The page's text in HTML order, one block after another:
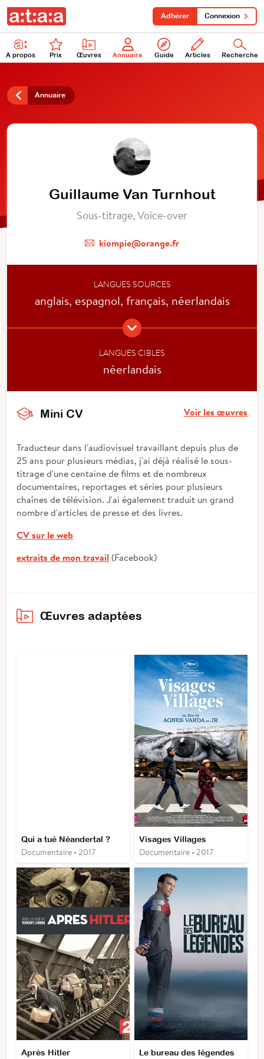
À propos Prix Œuvres Annuaire Guide Articles Recherche
Adhérer Connexion
Annuaire
Guillaume Van Turnhout
Sous-titrage, Voice-over
kiompie@orange.fr
LANGUES SOURCES
anglais, espagnol, français, néerlandais
LANGUES CIBLES
néerlandais
Mini CV Voir les œuvres
Traducteur dans l'audiovisuel travaillant depuis plus de
25 ans pour plusieurs médias, j'ai déjà réalisé le sous-
titrage d'une centaine de films et de nombreux
documentaires, reportages et séries pour plusieurs
chaînes de télévision. J'ai également traduit un grand
nombre d'articles de presse et des livres.
CV sur le web
extraits de mon travail (Facebook)
Œuvres adaptées
Qui a tué Néandertal ?
Documentaire • 2017
Visages Villages
Documentaire • 2017
Après Hitler Le bureau des légendes